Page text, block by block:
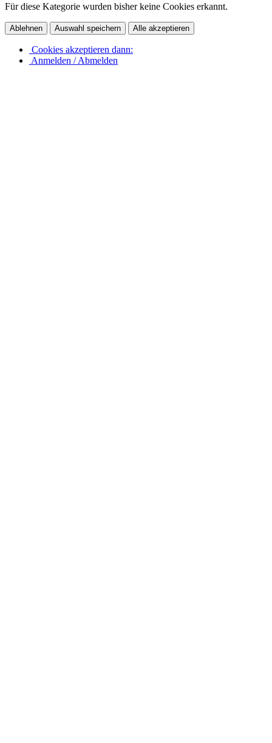
Für diese Kategorie wurden bisher keine Cookies erkannt.
Ablehnen Auswahl speichern Alle akzeptieren
Cookies akzeptieren dann:
Anmelden / Abmelden